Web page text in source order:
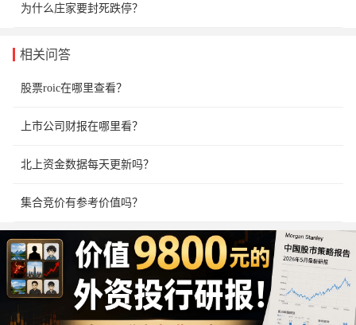
为什么庄家要封死跌停？
相关问答
股票roic在哪里查看？
上市公司财报在哪里看？
北上资金数据每天更新吗？
集合竞价有参考价值吗？